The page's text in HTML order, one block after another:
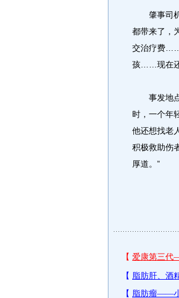
肇事司机
都带来了，
交治疗费……
孩……现在还
事发地点
时，一个年
他还想找老
积极救助伤
厚道。”